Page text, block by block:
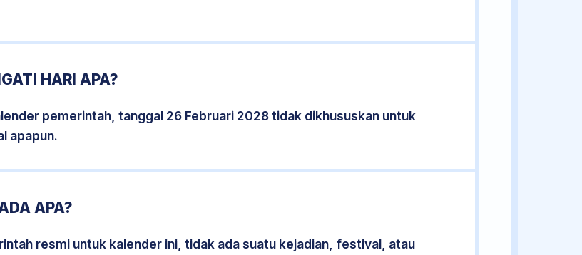
HARI APA?
pemerintah, tanggal 26 Februari 2028 tidak dikhususkan untuk
apapun.
APA?
resmi untuk kalender ini, tidak ada suatu kejadian, festival, atau